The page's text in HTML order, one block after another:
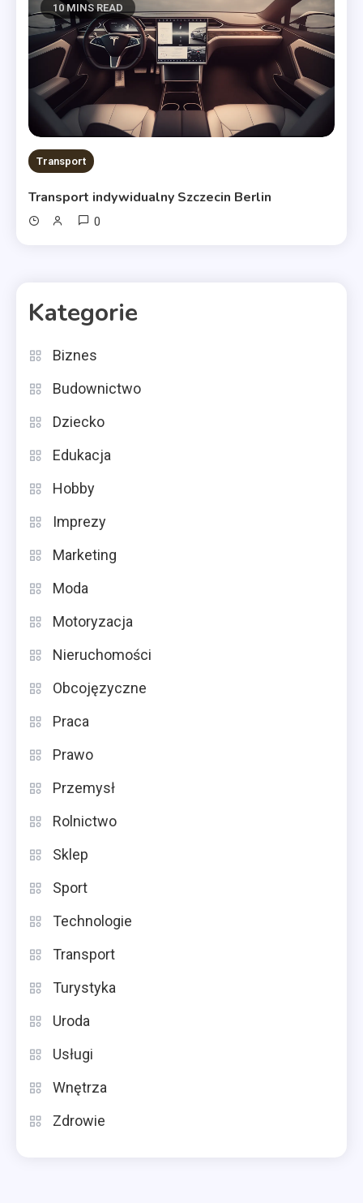
10 MINS READ
Transport
Transport indywidualny Szczecin Berlin
0
Kategorie
Biznes
Budownictwo
Dziecko
Edukacja
Hobby
Imprezy
Marketing
Moda
Motoryzacja
Nieruchomości
Obcojęzyczne
Praca
Prawo
Przemysł
Rolnictwo
Sklep
Sport
Technologie
Transport
Turystyka
Uroda
Usługi
Wnętrza
Zdrowie